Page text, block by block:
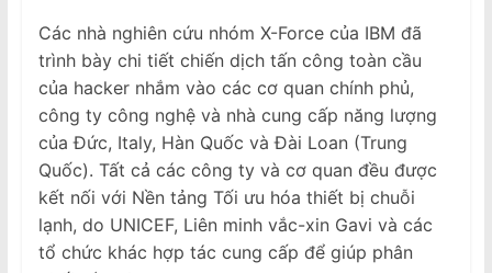
Các nhà nghiên cứu nhóm X-Force của IBM đã
trình bày chi tiết chiến dịch tấn công toàn cầu
của hacker nhắm vào các cơ quan chính phủ,
công ty công nghệ và nhà cung cấp năng lượng
của Đức, Italy, Hàn Quốc và Đài Loan (Trung
Quốc). Tất cả các công ty và cơ quan đều được
kết nối với Nền tảng Tối ưu hóa thiết bị chuỗi
lạnh, do UNICEF, Liên minh vắc-xin Gavi và các
tổ chức khác hợp tác cung cấp để giúp phân